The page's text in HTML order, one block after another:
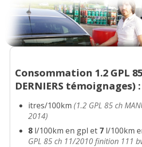
Consommation 1.2 GPL
DERNIERS témoignages) :
itres/100km(1.2 GPL 85 ch
2014)
8 l/100km en gpl et 7 l/100km
GPL 85 ch 11/2010 finition 111